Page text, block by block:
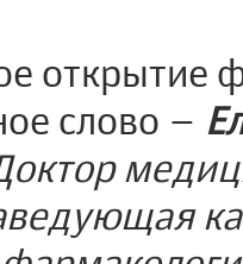
открытие
слово –